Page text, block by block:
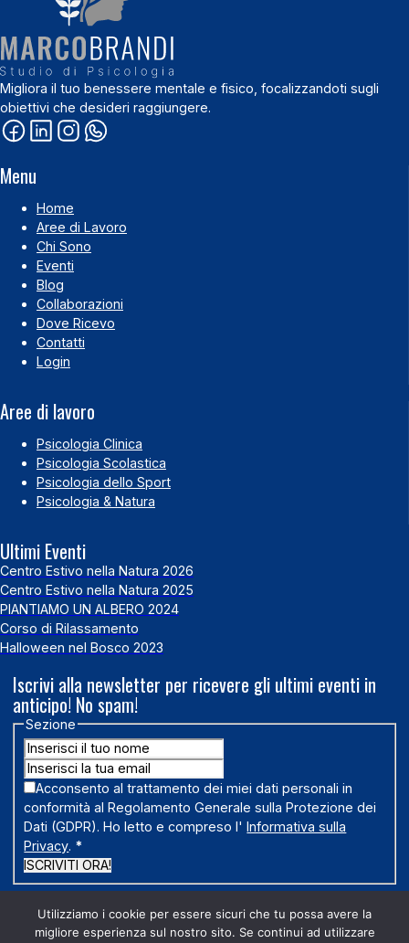
Migliora il tuo benessere mentale e fisico, focalizzandoti sugli
obiettivi che desideri raggiungere.
Menu
Home
Aree di Lavoro
Chi Sono
Eventi
Blog
Collaborazioni
Dove Ricevo
Contatti
Login
Aree di lavoro
Psicologia Clinica
Psicologia Scolastica
Psicologia dello Sport
Psicologia & Natura
Ultimi Eventi
Centro Estivo nella Natura 2026
Centro Estivo nella Natura 2025
PIANTIAMO UN ALBERO 2024
Corso di Rilassamento
Halloween nel Bosco 2023
Iscrivi alla newsletter per ricevere gli ultimi eventi in
anticipo! No spam!
Sezione
Acconsento al trattamento dei miei dati personali in
conformità al Regolamento Generale sulla Protezione dei
Dati (GDPR). Ho letto e compreso l'Informativa sulla
Privacy. *
ISCRIVITI ORA!
Utilizziamo i cookie per essere sicuri che tu possa avere la
migliore esperienza sul nostro sito. Se continui ad utilizzare